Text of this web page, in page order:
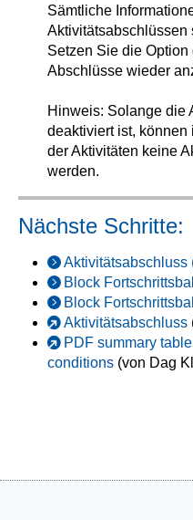
Sämtliche
Aktivitätsabschlüssen
Setzen Sie die
Abschlüsse wieder
Hinweis: Solange die
deaktiviert ist,
der Aktivitäten keine
werden.
Nächste Schritte:
Aktivitätsabschluss
Block
Block
Aktivitätsabschluss
PDF summary
conditions (von Dag